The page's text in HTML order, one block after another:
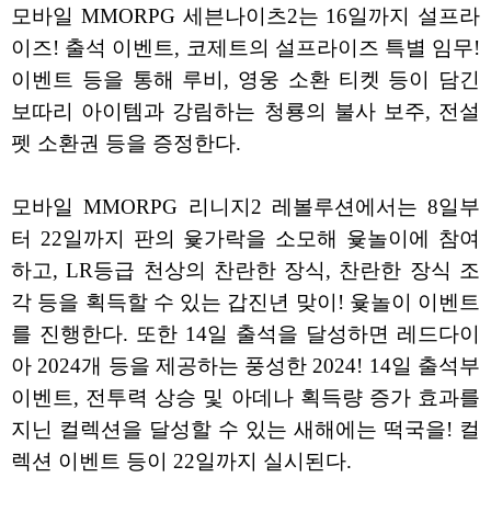
모바일 MMORPG 세븐나이츠2는 16일까지 설프라
이즈! 출석 이벤트, 코제트의 설프라이즈 특별 임무!
이벤트 등을 통해 루비, 영웅 소환 티켓 등이 담긴
보따리 아이템과 강림하는 청룡의 불사 보주, 전설
펫 소환권 등을 증정한다.
모바일 MMORPG 리니지2 레볼루션에서는 8일부
터 22일까지 판의 윷가락을 소모해 윷놀이에 참여
하고, LR등급 천상의 찬란한 장식, 찬란한 장식 조
각 등을 획득할 수 있는 갑진년 맞이! 윷놀이 이벤트
를 진행한다. 또한 14일 출석을 달성하면 레드다이
아 2024개 등을 제공하는 풍성한 2024! 14일 출석부
이벤트, 전투력 상승 및 아데나 획득량 증가 효과를
지닌 컬렉션을 달성할 수 있는 새해에는 떡국을! 컬
렉션 이벤트 등이 22일까지 실시된다.